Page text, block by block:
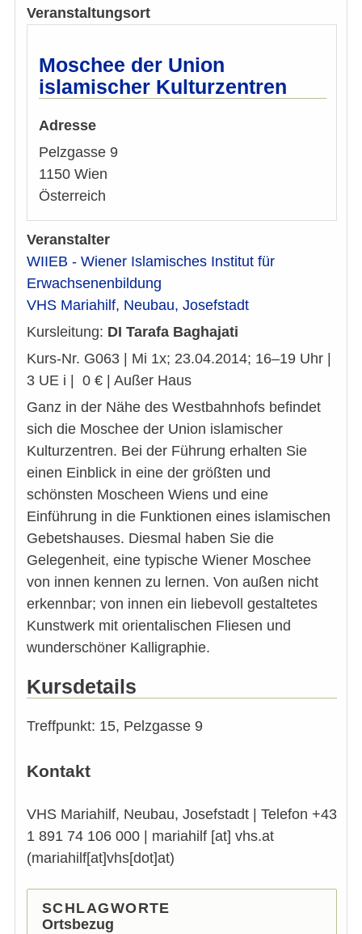
Veranstaltungsort
Moschee der Union
islamischer Kulturzentren
Adresse
Pelzgasse 9
1150 Wien
Österreich
Veranstalter
WIIEB - Wiener Islamisches Institut für
Erwachsenenbildung
VHS Mariahilf, Neubau, Josefstadt
Kursleitung: DI Tarafa Baghajati
Kurs-Nr. G063 | Mi 1x; 23.04.2014; 16–19 Uhr |
3 UE i | 0 € | Außer Haus
Ganz in der Nähe des Westbahnhofs befindet
sich die Moschee der Union islamischer
Kulturzentren. Bei der Führung erhalten Sie
einen Einblick in eine der größten und
schönsten Moscheen Wiens und eine
Einführung in die Funktionen eines islamischen
Gebetshauses. Diesmal haben Sie die
Gelegenheit, eine typische Wiener Moschee
von innen kennen zu lernen. Von außen nicht
erkennbar; von innen ein liebevoll gestaltetes
Kunstwerk mit orientalischen Fliesen und
wunderschöner Kalligraphie.
Kursdetails
Treffpunkt: 15, Pelzgasse 9
Kontakt
VHS Mariahilf, Neubau, Josefstadt | Telefon +43
1 891 74 106 000 | mariahilf [at] vhs.at
(mariahilf[at]vhs[dot]at)
SCHLAGWORTE
Ortsbezug